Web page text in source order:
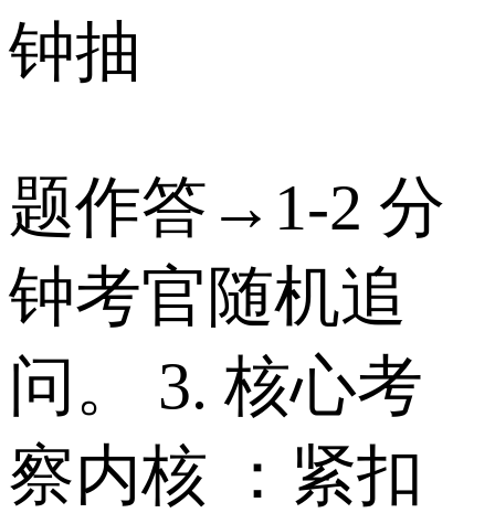
钟抽
题作答→1-2 分
钟考官随机追
问。 3. 核心考
察内核 ：紧扣